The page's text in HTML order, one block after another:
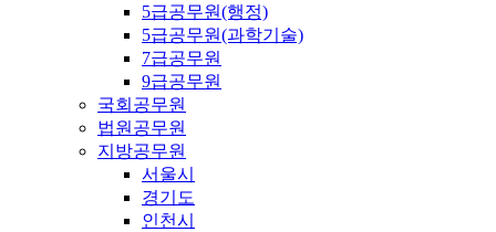
5급공무원(행정)
5급공무원(과학기술)
7급공무원
9급공무원
국회공무원
법원공무원
지방공무원
서울시
경기도
인천시